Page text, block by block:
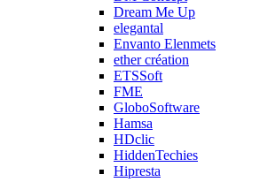
Dream Me Up
elegantal
Envanto Elenmets
ether création
ETSSoft
FME
GloboSoftware
Hamsa
HDclic
HiddenTechies
Hipresta